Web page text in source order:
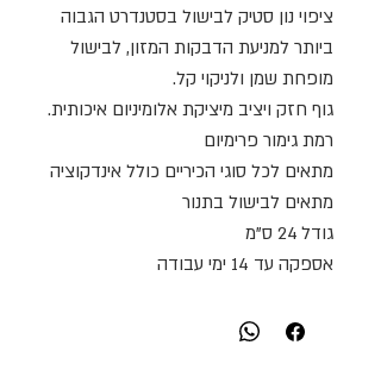
ציפוי נון סטיק לבישול בסטנדרט הגבוה
ביותר למניעת הדבקות המזון, לבישול
מופחת שמן ולניקוי קל.
גוף חזק ויציב מיציקת אלומיניום איכותית.
רמת גימור פרימיום
מתאים לכל סוגי הכיריים כולל אינדקוציה
מתאים לבישול בתנור
גודל 24 ס"מ
אספקה עד 14 ימי עבודה